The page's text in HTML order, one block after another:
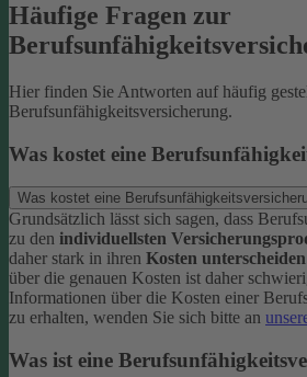
Häufige Fragen zur
Hier finden Sie Antworten auf häufig
Berufsunfähigkeitsversicherung.
Was kostet eine
Was kostet eine
Grundsätzlich lässt sich sagen, dass
zu den individuellsten
daher stark in ihren Kosten unterscheiden
über die genauen Kosten ist daher
Informationen über die Kosten einer
zu erhalten, wenden Sie sich bitte an
Was ist eine